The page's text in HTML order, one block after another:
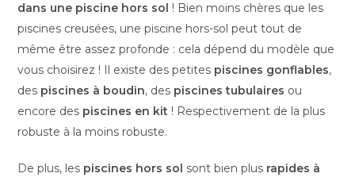
dans une piscine hors sol ! Bien moins chères que les
piscines creusées, une piscine hors-sol peut tout de
même être assez profonde : cela dépend du modèle que
vous choisirez ! Il existe des petites piscines gonflables,
des piscines à boudin, des piscines tubulaires ou
encore des piscines en kit ! Respectivement de la plus
robuste à la moins robuste.
De plus, les piscines hors sol sont bien plus rapides à